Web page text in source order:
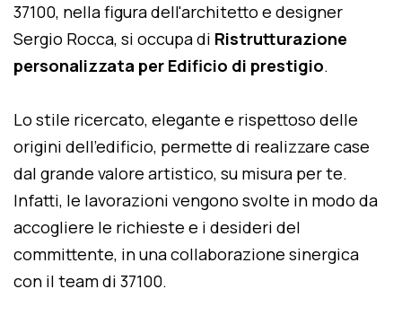
37100, nella figura dell'architetto e designer
Sergio Rocca, si occupa di Ristrutturazione
personalizzata per Edificio di prestigio.
Lo stile ricercato, elegante e rispettoso delle
origini dell'edificio, permette di realizzare case
dal grande valore artistico, su misura per te.
Infatti, le lavorazioni vengono svolte in modo da
accogliere le richieste e i desideri del
committente, in una collaborazione sinergica
con il team di 37100.